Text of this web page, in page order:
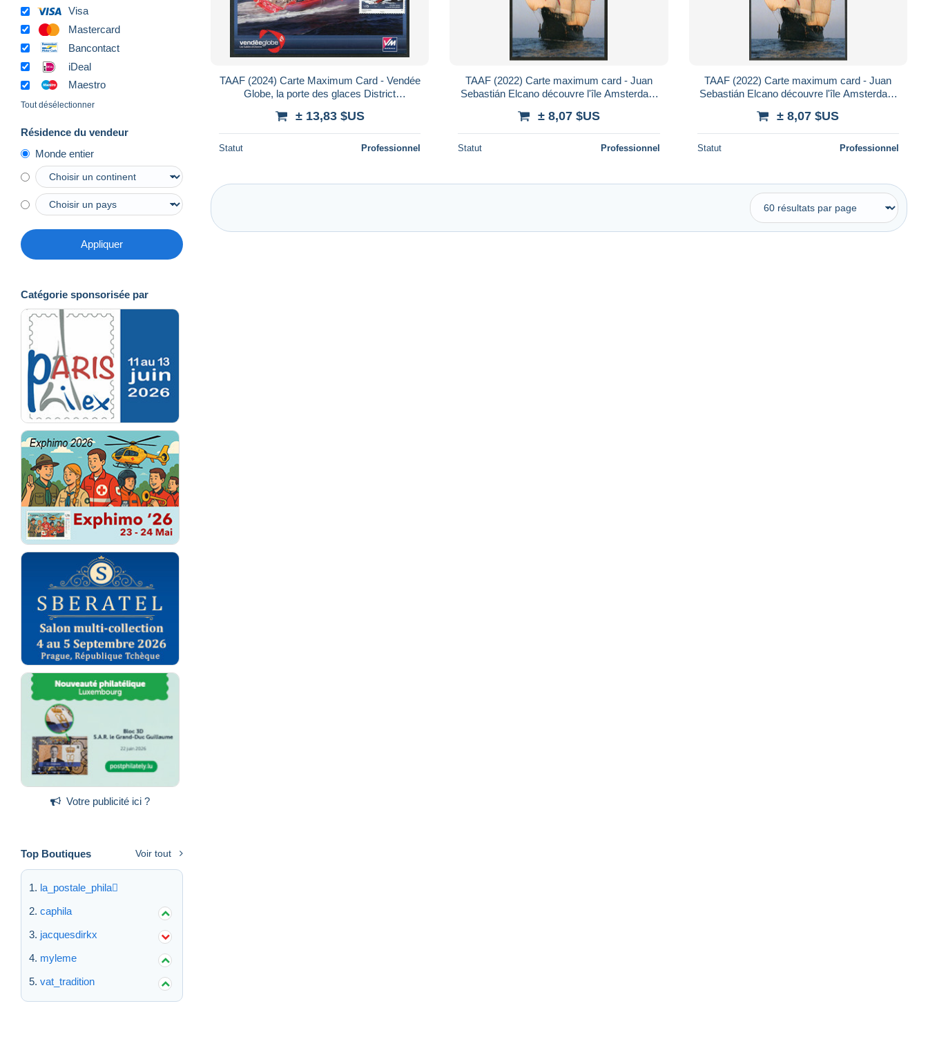
Visa
Mastercard
Bancontact
iDeal
Maestro
Tout désélectionner
Résidence du vendeur
Monde entier
Appliquer
Catégorie sponsorisée par
Votre publicité ici ?
Top Boutiques Voir tout
la_postale_phila
caphila
jacquesdirkx
myleme
vat_tradition
TAAF (2024) Carte Maximum Card - Vendée
Globe, la porte des glaces District
± 13,83 $US
Statut Professionnel
TAAF (2022) Carte maximum card - Juan
Sebastián Elcano découvre l'île Amsterdam
± 8,07 $US
Statut Professionnel
TAAF (2022) Carte maximum card - Juan
Sebastián Elcano découvre l'île Amsterdam
± 8,07 $US
Statut Professionnel